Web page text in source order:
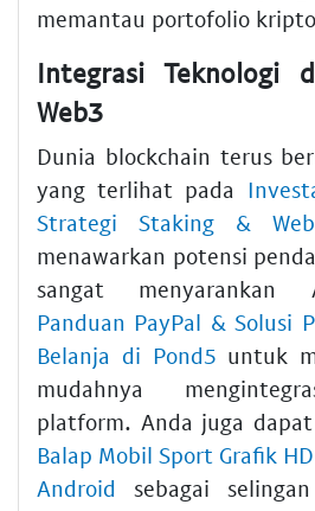
memantau portofolio
Integrasi Teknologi
Web3
Dunia blockchain terus
yang terlihat pada
Strategi Staking &
menawarkan potensi
sangat menyarankan
Panduan PayPal & Solusi
Belanja di Pond5 untuk
mudahnya
platform. Anda juga
Balap Mobil Sport Grafik
Android sebagai